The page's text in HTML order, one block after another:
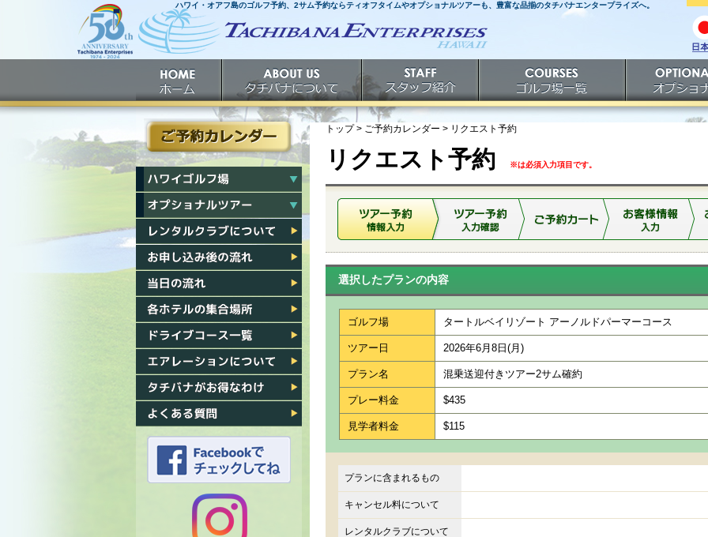
ハワイ・オアフ島のゴルフ予約、2サム予約ならティオフタイムやオプショナルツアーも、豊富な品揃のタチバナエンタープライズへ。
日
語
ホーム タチバナについて スタッフ紹介 ゴルフ場一覧 オプショナルツ
ご予約カレンダー
ハワイゴルフ場一覧
ハワイオプショナルツアー一覧
レンタルクラブについて
お申し込み後の流れ
当日の流れ
各ホテル集合場所
各ゴルフ場への行き方
エアレーション
タチバナがお得なわけ
よくある質問
タチバナのFacebook
トップ> ご予約カレンダー > リクエスト予約
リクエスト予約 ※は必須入力項目です。
選択したプランの内容
ゴルフ場 タートルベイリゾート アーノルドパーマーコース
ツアー日 2026年6月8日(月)
プラン名 混乗送迎付きツアー2サム確約
プレー料金 $435
見学者料金 $115
プランに含まれるもの
キャンセル料について
レンタルクラブについて